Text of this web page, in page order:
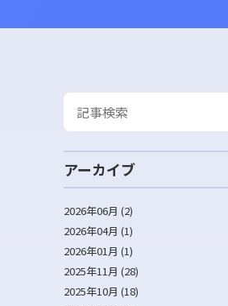
アーカイブ
2026年06月 (2)
2026年04月 (1)
2026年01月 (1)
2025年11月 (28)
2025年10月 (18)